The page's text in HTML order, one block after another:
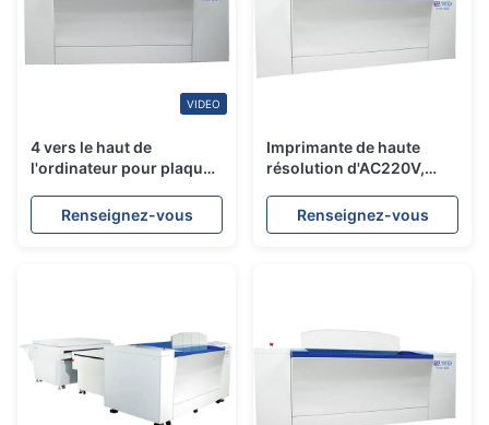
VIDEO
4 vers le haut de
l'ordinateur pour plaquer
22 d'équipement par
haute résolution d'heure
Renseignez-vous
Imprimante de haute
résolution d'AC220V,
la machine d'impression
Renseignez-vous